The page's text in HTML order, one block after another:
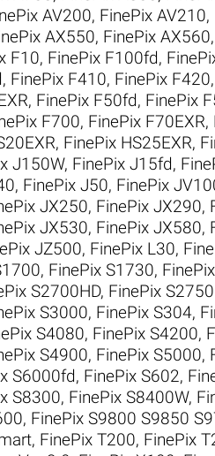
AV200, FinePix AV210,
AX550, FinePix AX560,
F10, FinePix F100fd,
, FinePix F410, FinePix F420,
, FinePix F50fd, FinePix
F700, FinePix F70EXR,
, FinePix HS25EXR,
J150W, FinePix J15fd,
, FinePix J50, FinePix
JX250, FinePix JX290,
JX530, FinePix JX580,
JZ500, FinePix L30,
, FinePix S1730,
S2700HD, FinePix
S3000, FinePix S304,
S4080, FinePix S4200,
S4900, FinePix S5000,
S6000fd, FinePix S602,
S8300, FinePix S8400W,
, FinePix S9800 S9850
, FinePix T200, FinePix